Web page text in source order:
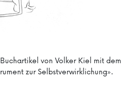
von Volker Kiel mit dem
zur Selbstverwirklichung».